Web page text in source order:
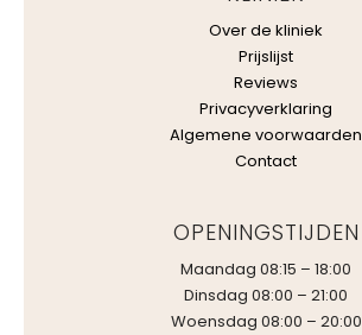
Over de kliniek
Prijslijst
Reviews
Privacyverklaring
Algemene voorwaarden
Contact
OPENINGSTIJDEN
Maandag 08:15 – 18:00
Dinsdag 08:00 – 21:00
Woensdag 08:00 – 20:00